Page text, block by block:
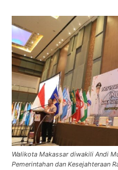
Walikota Makassar diwakili Andi
Pemerintahan dan Kesejahteraan